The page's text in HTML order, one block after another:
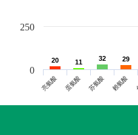
20
20 11
11 32
32 29
29
亮氨酸 蛋氨酸 苏氨酸 赖氨酸
0
250